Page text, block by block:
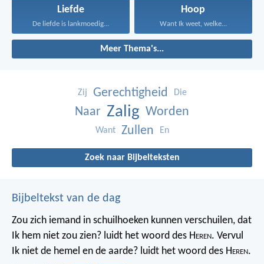
Liefde
De liefde is lankmoedig...
Hoop
Want Ik weet, welke...
Meer Thema's...
Zij Gerechtigheid Die
Naar Zalig Worden
Want Zullen En
Zoek naar Bijbelteksten
Bijbeltekst van de dag
Zou zich iemand in schuilhoeken kunnen verschuilen, dat
Ik hem niet zou zien? luidt het woord des Heren. Vervul
Ik niet de hemel en de aarde? luidt het woord des Heren.